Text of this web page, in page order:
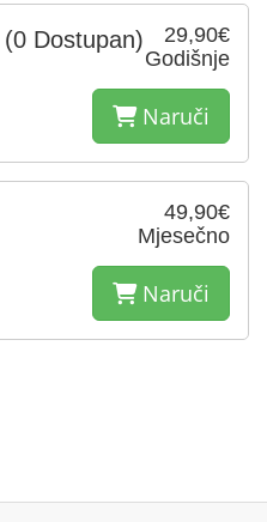
29,90€
Godišnje
(0 Dostupan)
Naruči
49,90€
Mjesečno
Naruči